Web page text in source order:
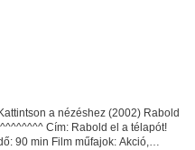
a nézéshez (2002) Rabold
Cím: Rabold el a télapót!
90 min Film műfajok: Akció,